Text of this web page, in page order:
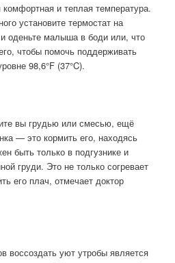
и теплая температура.
установите термостат на
и оденьте малыша в боди или, что
чтобы помочь поддерживать
98,6°F (37°C).
вы грудью или смесью, ещё
— это кормить его, находясь
быть только в подгузнике и
груди. Это не только согревает
его плач, отмечает доктор
воссоздать уют утробы является